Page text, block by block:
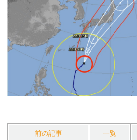
前の記事 一覧